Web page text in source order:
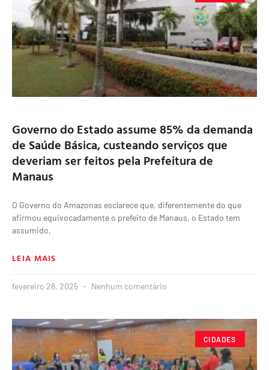
Governo do Estado assume 85% da demanda
de Saúde Básica, custeando serviços que
deveriam ser feitos pela Prefeitura de
Manaus
O Governo do Amazonas esclarece que, diferentemente do que
afirmou equivocadamente o prefeito de Manaus, o Estado tem
assumido,
LEIA MAIS
fevereiro 28, 2025 Nenhum comentário
CIDADES